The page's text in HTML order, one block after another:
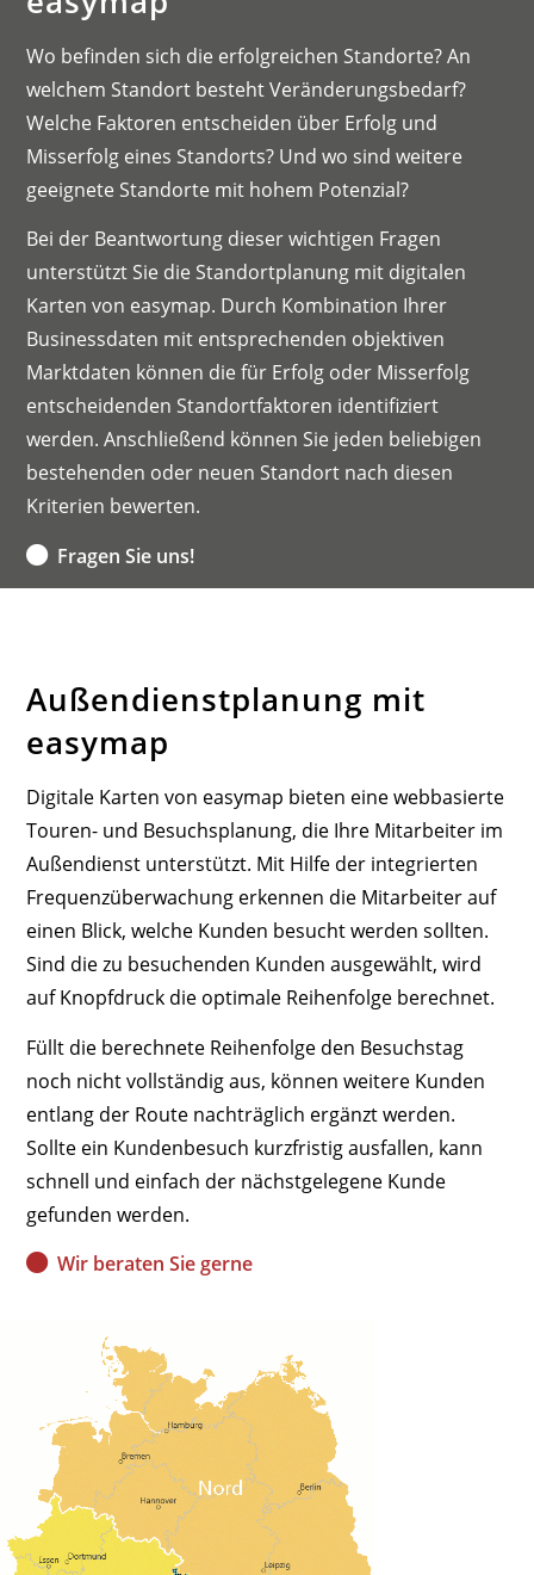
Wo befinden sich die erfolgreichen Standorte? An
welchem Standort besteht Veränderungsbedarf?
Welche Faktoren entscheiden über Erfolg und
Misserfolg eines Standorts? Und wo sind weitere
geeignete Standorte mit hohem Potenzial?
Bei der Beantwortung dieser wichtigen Fragen
unterstützt Sie die Standortplanung mit digitalen
Karten von easymap. Durch Kombination Ihrer
Businessdaten mit entsprechenden objektiven
Marktdaten können die für Erfolg oder Misserfolg
entscheidenden Standortfaktoren identifiziert
werden. Anschließend können Sie jeden beliebigen
bestehenden oder neuen Standort nach diesen
Kriterien bewerten.
Fragen Sie uns!
Außendienstplanung mit
easymap
Digitale Karten von easymap bieten eine webbasierte
Touren- und Besuchsplanung, die Ihre Mitarbeiter im
Außendienst unterstützt. Mit Hilfe der integrierten
Frequenzüberwachung erkennen die Mitarbeiter auf
einen Blick, welche Kunden besucht werden sollten.
Sind die zu besuchenden Kunden ausgewählt, wird
auf Knopfdruck die optimale Reihenfolge berechnet.
Füllt die berechnete Reihenfolge den Besuchstag
noch nicht vollständig aus, können weitere Kunden
entlang der Route nachträglich ergänzt werden.
Sollte ein Kundenbesuch kurzfristig ausfallen, kann
schnell und einfach der nächstgelegene Kunde
gefunden werden.
Wir beraten Sie gerne